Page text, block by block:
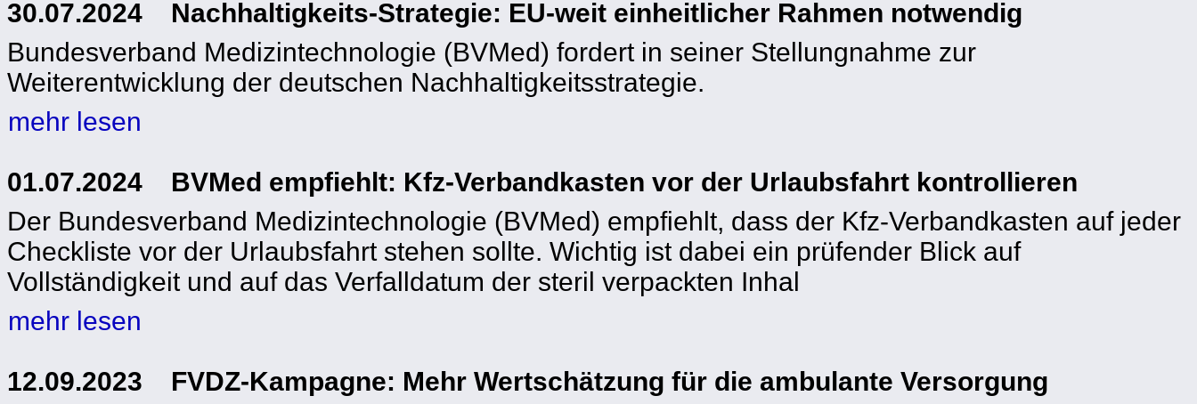
30.07.2024 Nachhaltigkeits-Strategie: EU-weit einheitlicher Rahmen notwendig
Bundesverband Medizintechnologie (BVMed) fordert in seiner Stellungnahme zur
Weiterentwicklung der deutschen Nachhaltigkeitsstrategie.
mehr lesen
01.07.2024 BVMed empfiehlt: Kfz-Verbandkasten vor der Urlaubsfahrt kontrollieren
Der Bundesverband Medizintechnologie (BVMed) empfiehlt, dass der Kfz-Verbandkasten auf jeder
Checkliste vor der Urlaubsfahrt stehen sollte. Wichtig ist dabei ein prüfender Blick auf
Vollständigkeit und auf das Verfalldatum der steril verpackten Inhal
mehr lesen
12.09.2023 FVDZ-Kampagne: Mehr Wertschätzung für die ambulante Versorgung